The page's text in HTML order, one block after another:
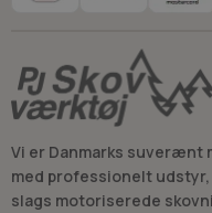
Vi er Danmarks
med professionelt
slags motoriserede